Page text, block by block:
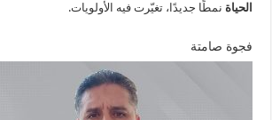
الحياة نمطًا جديدًا، تغيّرت فيه الأولويات.
فجوة صامتة